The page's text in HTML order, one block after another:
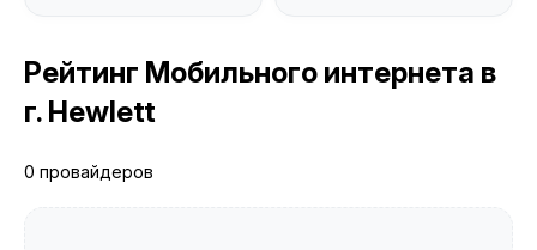
Рейтинг Мобильного интернета в
г. Hewlett
0 провайдеров